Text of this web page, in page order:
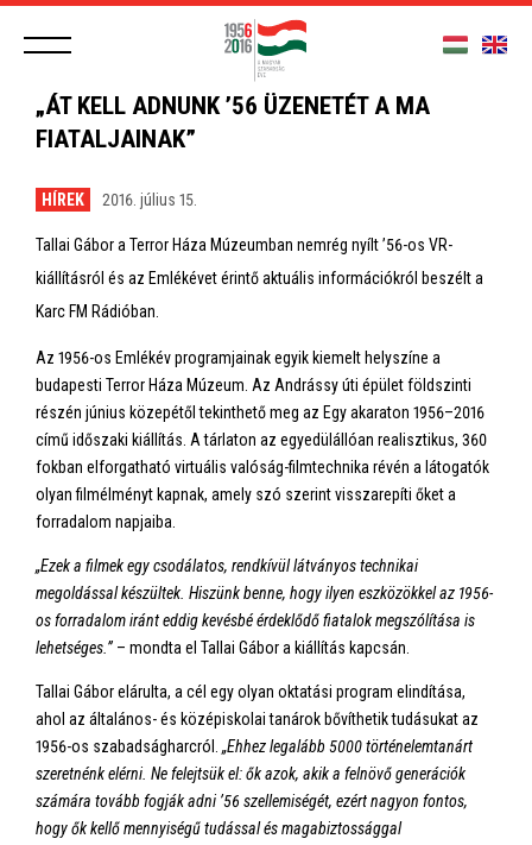
„ÁT KELL ADNUNK ’56 ÜZENETÉT A MA
FIATALJAINAK”
HÍREK 2016. július 15.
Tallai Gábor a Terror Háza Múzeumban nemrég nyílt ’56-os VR-
kiállításról és az Emlékévet érintő aktuális információkról beszélt a
Karc FM Rádióban.
Az 1956-os Emlékév programjainak egyik kiemelt helyszíne a
budapesti Terror Háza Múzeum. Az Andrássy úti épület földszinti
részén június közepétől tekinthető meg az Egy akaraton 1956–2016
című időszaki kiállítás. A tárlaton az egyedülállóan realisztikus, 360
fokban elforgatható virtuális valóság-filmtechnika révén a látogatók
olyan filmélményt kapnak, amely szó szerint visszarepíti őket a
forradalom napjaiba.
„Ezek a filmek egy csodálatos, rendkívül látványos technikai
megoldással készültek. Hiszünk benne, hogy ilyen eszközökkel az 1956-
os forradalom iránt eddig kevésbé érdeklődő fiatalok megszólítása is
lehetséges.” – mondta el Tallai Gábor a kiállítás kapcsán.
Tallai Gábor elárulta, a cél egy olyan oktatási program elindítása,
ahol az általános- és középiskolai tanárok bővíthetik tudásukat az
1956-os szabadságharcról. „Ehhez legalább 5000 történelemtanárt
szeretnénk elérni. Ne felejtsük el: ők azok, akik a felnövő generációk
számára tovább fogják adni ’56 szellemiségét, ezért nagyon fontos,
hogy ők kellő mennyiségű tudással és magabiztossággal